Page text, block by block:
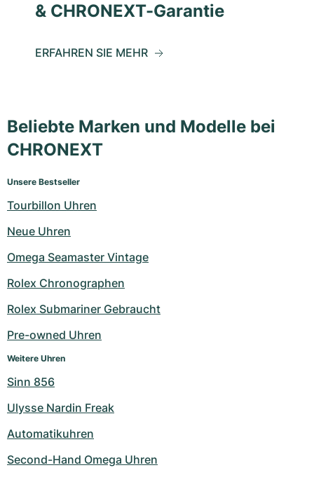
& CHRONEXT-Garantie
ERFAHREN SIE MEHR
Beliebte Marken und Modelle bei
CHRONEXT
Unsere Bestseller
Tourbillon Uhren
Neue Uhren
Omega Seamaster Vintage
Rolex Chronographen
Rolex Submariner Gebraucht
Pre-owned Uhren
Weitere Uhren
Sinn 856
Ulysse Nardin Freak
Automatikuhren
Second-Hand Omega Uhren